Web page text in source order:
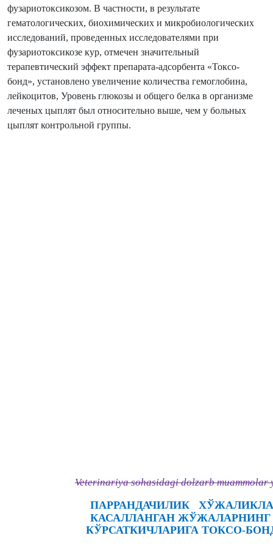
фузариотоксикозом. В частности, в результате
гематологических, биохимических и микробиологических
исследований, проведенных исследователями при
фузариотоксикозе кур, отмечен значительный
терапевтический эффект препарата-адсорбента «Токсо-
бонд», установлено увеличение количества гемоглобина,
лейкоцитов, Уровень глюкозы и общего белка в организме
леченых цыплят был относительно выше, чем у больных
цыплят контрольной группы.
Veterinariya sohasidagi dolzarb
ПАРРАНДАЧИЛИК
КАСАЛЛАНГАН
КЎРСАТКИЧЛАРИГА ТОКСО-